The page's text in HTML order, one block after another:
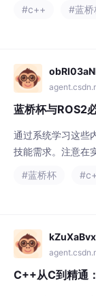
串长度的size()方
在指定位置插入
#c++ #蓝桥
蓝桥杯与ROS2
通过系统学习这些
技能需求。注意在
C++是C的超集，
map等容器。
#蓝桥杯
C++从C到精通